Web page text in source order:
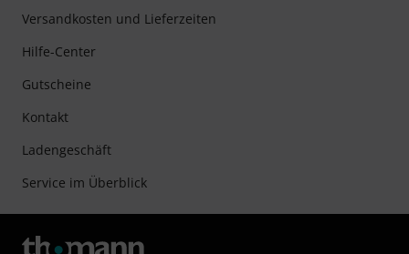
Versandkosten und Lieferzeiten
Hilfe-Center
Gutscheine
Kontakt
Ladengeschäft
Service im Überblick